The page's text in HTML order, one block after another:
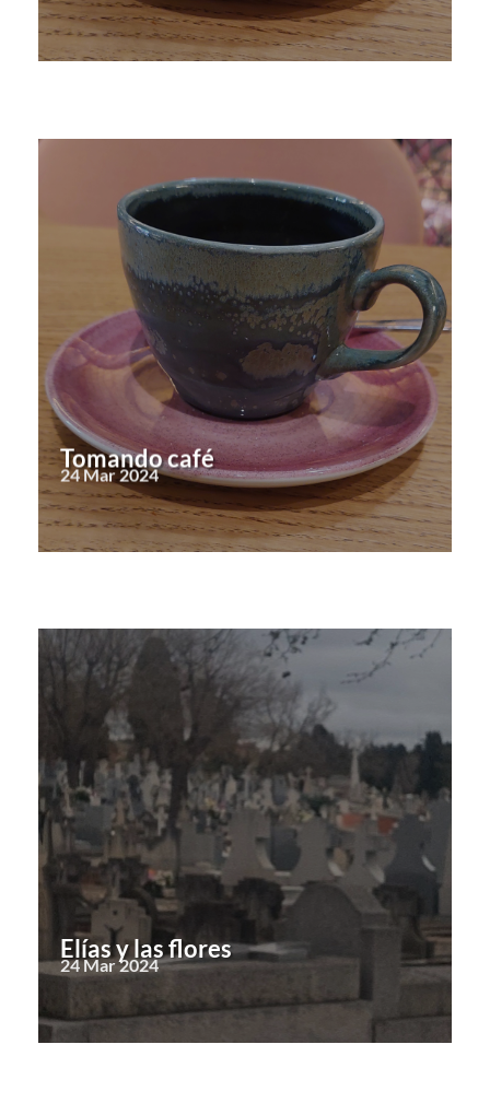
Tomando café
24 Mar 2024
Elías y las flores
24 Mar 2024